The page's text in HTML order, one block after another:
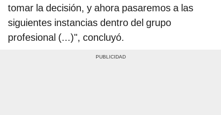
tomar la decisión, y ahora pasaremos a las
siguientes instancias dentro del grupo
profesional (...)", concluyó.